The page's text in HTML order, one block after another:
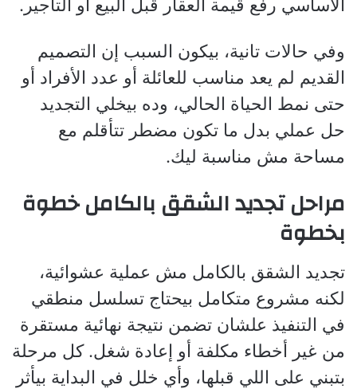
الأساسي رفع قيمة العقار قبل البيع أو التأجير.
وفي حالات تانية، بيكون السبب إن التصميم
القديم لم يعد مناسب للعائلة أو عدد الأفراد أو
حتى نمط الحياة الحالي، وده بيخلي التجديد
حل عملي بدل ما تكون مضطر تتأقلم مع
مساحة مش مناسبة ليك.
مراحل تجديد الشقق بالكامل خطوة
بخطوة
تجديد الشقق بالكامل مش عملية عشوائية،
لكنه مشروع متكامل بيحتاج تسلسل منطقي
في التنفيذ علشان تضمن نتيجة نهائية مستقرة
من غير أخطاء مكلفة أو إعادة شغل. كل مرحلة
بتبني على اللي قبلها، وأي خلل في البداية بيأثر